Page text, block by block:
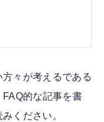
々が考えるである
的な記事を書
ください。